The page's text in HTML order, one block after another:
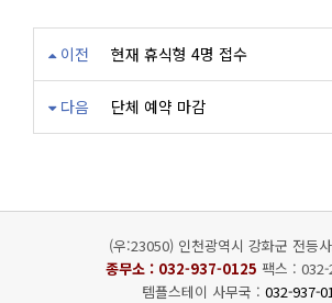
이전 현재 휴식형 4명 접수
다음 단체 예약 마감
(우:23050) 인천광역시 강화군 전등
종무소 : 032-937-0125 팩스 :
템플스테이 사무국 : 032-937-